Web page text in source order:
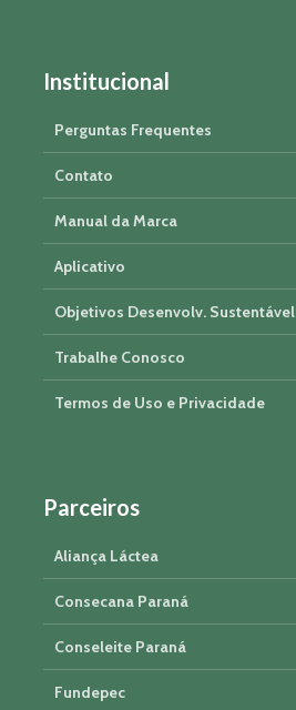
Institucional
Perguntas Frequentes
Contato
Manual da Marca
Aplicativo
Objetivos Desenvolv. Sustentável
Trabalhe Conosco
Termos de Uso e Privacidade
Parceiros
Aliança Láctea
Consecana Paraná
Conseleite Paraná
Fundepec